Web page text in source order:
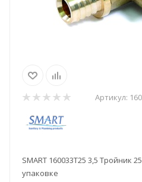
Артикул:
SMART 160033T25 3,5 Тройник
упаковке